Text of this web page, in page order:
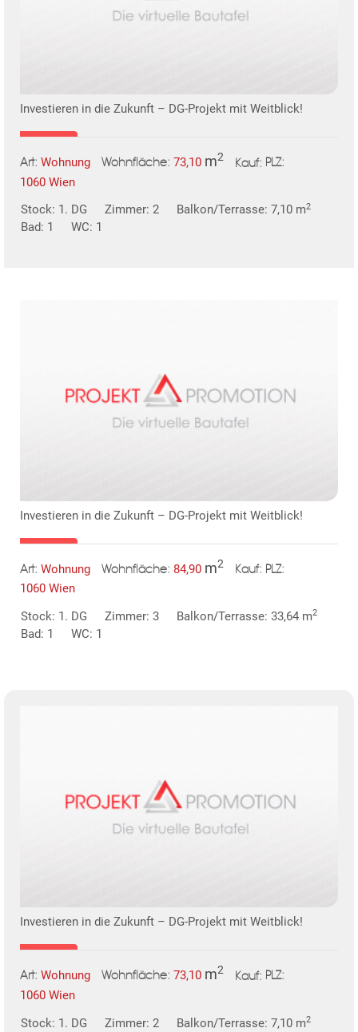
Investieren in die Zukunft – DG-Projekt mit Weitblick!
Art: Wohnung Wohnfläche: 73,10 m2 Kauf: PLZ:
1060 Wien
Stock: 1. DG
Zimmer: 2 Balkon/Terrasse: 7,10 m2
Bad: 1 WC: 1
Investieren in die Zukunft – DG-Projekt mit Weitblick!
Art: Wohnung Wohnfläche: 84,90 m2 Kauf: PLZ:
1060 Wien
Stock: 1. DG
Zimmer: 3 Balkon/Terrasse: 33,64 m2
Bad: 1 WC: 1
Investieren in die Zukunft – DG-Projekt mit Weitblick!
Art: Wohnung Wohnfläche: 73,10 m2 Kauf: PLZ:
1060 Wien
Stock: 1. DG
Zimmer: 2 Balkon/Terrasse: 7,10 m2